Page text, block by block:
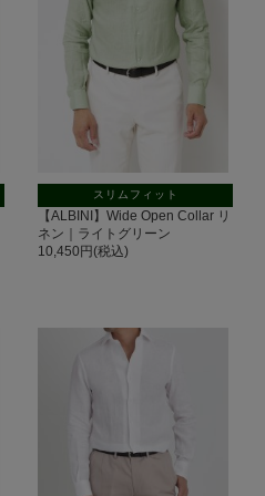
スリムフィット
【ALBINI】Wide Open Collar リ
ネン｜ライトグリーン
10,450円(税込)